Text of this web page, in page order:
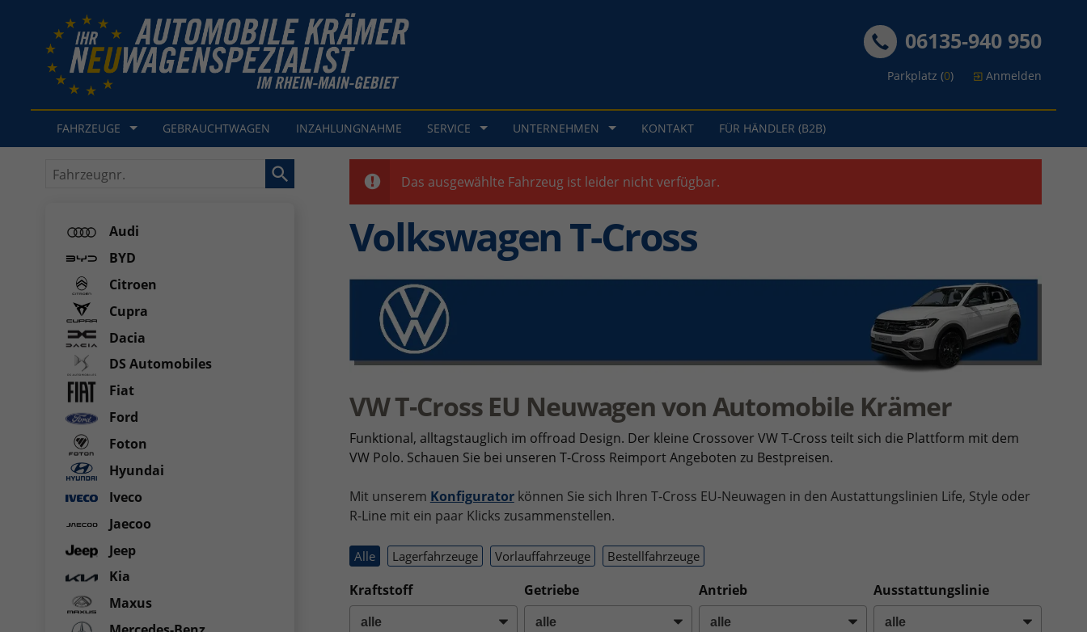
06135-940 950
Parkplatz (0) Anmelden
FAHRZEUGE GEBRAUCHTWAGEN INZAHLUNGNAHME SERVICE UNTERNEHMEN KONTAKT FÜR HÄNDLER (B2B)
Das ausgewählte Fahrzeug ist leider nicht verfügbar.
Volkswagen T-Cross
VW T-Cross EU Neuwagen von Automobile Krämer
Funktional, alltagstauglich im offroad Design. Der kleine Crossover VW T-Cross teilt sich die Plattform mit dem
VW Polo. Schauen Sie bei unseren T-Cross Reimport Angeboten zu Bestpreisen.
Mit unserem Konfiguratorkönnen Sie sich Ihren T-Cross EU-Neuwagen in den Austattungslinien Life, Style oder
R-Line mit ein paar Klicks zusammenstellen.
Alle Lagerfahrzeuge Vorlauffahrzeuge Bestellfahrzeuge
Kraftstoff Getriebe Antrieb Ausstattungslinie
Fahrzeugnr.
Audi
BYD
Citroen
Cupra
Dacia
DS Automobiles
Fiat
Ford
Foton
Hyundai
Iveco
Jaecoo
Jeep
Kia
Maxus